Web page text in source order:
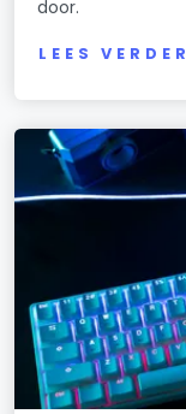
door.
LEES VERDER